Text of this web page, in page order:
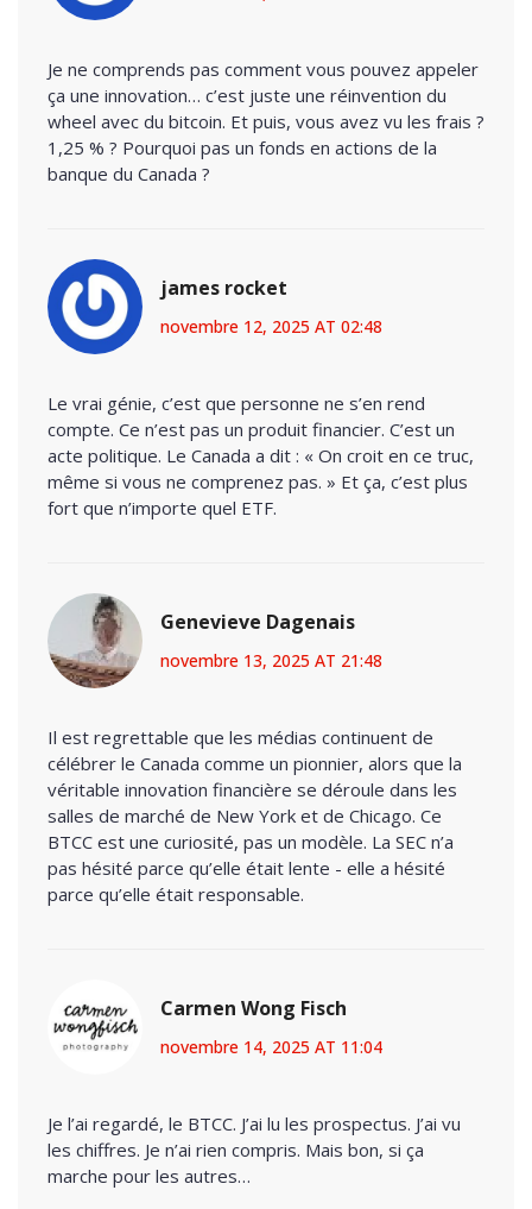
Je ne comprends pas comment vous pouvez appeler
ça une innovation… c’est juste une réinvention du
wheel avec du bitcoin. Et puis, vous avez vu les frais ?
1,25 % ? Pourquoi pas un fonds en actions de la
banque du Canada ?
james rocket
novembre 12, 2025 AT 02:48
Le vrai génie, c’est que personne ne s’en rend
compte. Ce n’est pas un produit financier. C’est un
acte politique. Le Canada a dit : « On croit en ce truc,
même si vous ne comprenez pas. » Et ça, c’est plus
fort que n’importe quel ETF.
Genevieve Dagenais
novembre 13, 2025 AT 21:48
Il est regrettable que les médias continuent de
célébrer le Canada comme un pionnier, alors que la
véritable innovation financière se déroule dans les
salles de marché de New York et de Chicago. Ce
BTCC est une curiosité, pas un modèle. La SEC n’a
pas hésité parce qu’elle était lente - elle a hésité
parce qu’elle était responsable.
Carmen Wong Fisch
novembre 14, 2025 AT 11:04
Je l’ai regardé, le BTCC. J’ai lu les prospectus. J’ai vu
les chiffres. Je n’ai rien compris. Mais bon, si ça
marche pour les autres…